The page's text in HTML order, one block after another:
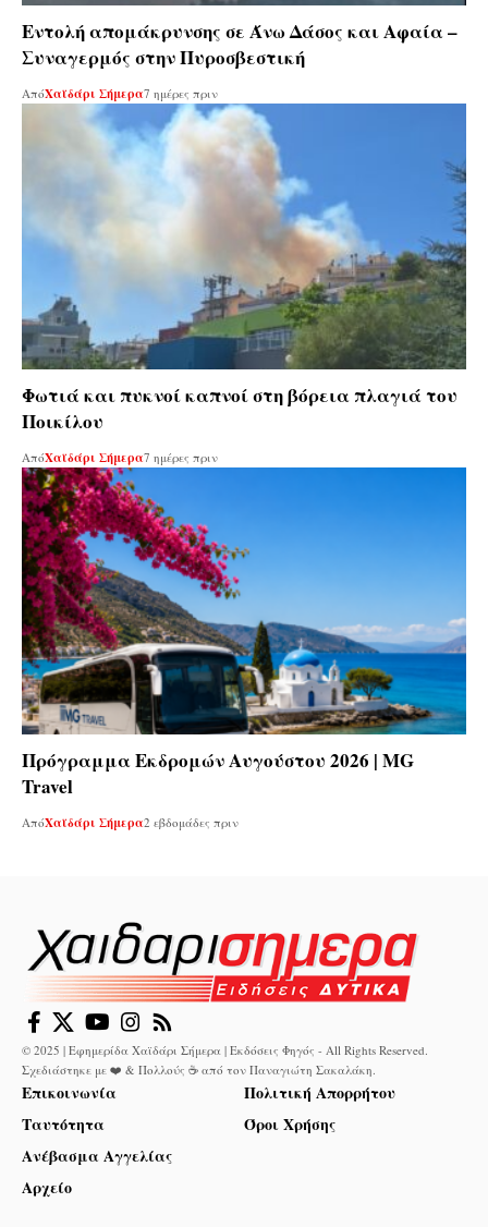
Εντολή απομάκρυνσης σε Άνω Δάσος και Αφαία –
Συναγερμός στην Πυροσβεστική
ΑπόΧαϊδάρι Σήμερα7 ημέρες πριν
Φωτιά και πυκνοί καπνοί στη βόρεια πλαγιά του
Ποικίλου
ΑπόΧαϊδάρι Σήμερα7 ημέρες πριν
Πρόγραμμα Εκδρομών Αυγούστου 2026 | MG
Travel
ΑπόΧαϊδάρι Σήμερα2 εβδομάδες πριν
© 2025 | Εφημερίδα Χαϊδάρι Σήμερα | Εκδόσεις Φηγός - All Rights Reserved.
Σχεδιάστηκε με ❤️ & Πολλούς ☕ από τον Παναγιώτη Σακαλάκη
Επικοινωνία
Ταυτότητα
Ανέβασμα Αγγελίας
Αρχείο
Πολιτική Απορρήτου
Όροι Χρήσης